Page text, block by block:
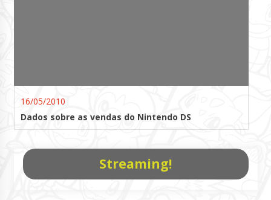
16/05/2010
Dados sobre as vendas do Nintendo DS
Streaming!